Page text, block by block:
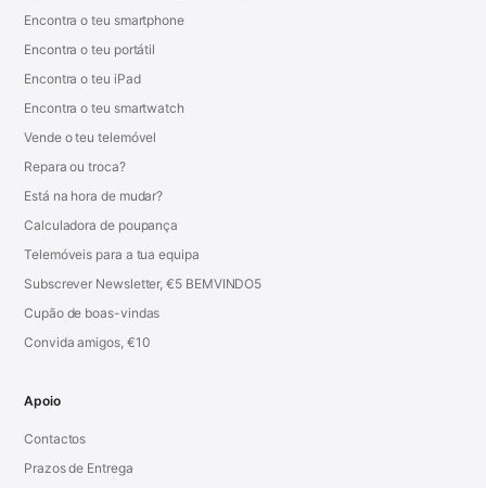
Encontra o teu smartphone
Encontra o teu portátil
Encontra o teu iPad
Encontra o teu smartwatch
Vende o teu telemóvel
Repara ou troca?
Está na hora de mudar?
Calculadora de poupança
Telemóveis para a tua equipa
Subscrever Newsletter, €5 BEMVINDO5
Cupão de boas-vindas
Convida amigos, €10
Apoio
Contactos
Prazos de Entrega